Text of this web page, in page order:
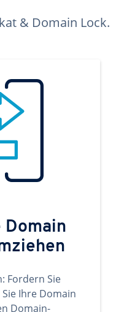
& Domain Lock.
Domain
Fordern Sie
Ihre Domain
Domain-